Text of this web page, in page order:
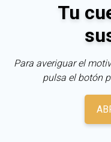
Tu
Para averiguar el
pulsa el botón